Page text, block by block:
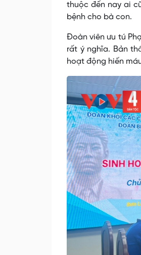
thuộc đến nay ai
bệnh cho bà con.
Đoàn viên ưu tú
rất ý nghĩa. Bản
hoạt động hiến